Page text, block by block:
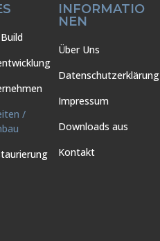
/
INFORMATIO
NEN
Über Uns
Datenschutzerklärung
Impressum
Downloads aus
Kontakt